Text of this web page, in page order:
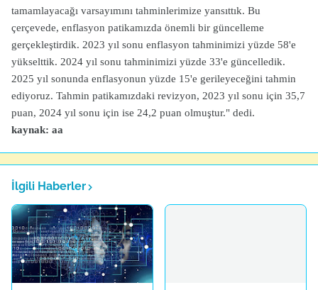
tamamlayacağı varsayımını tahminlerimize yansıttık. Bu
çerçevede, enflasyon patikamızda önemli bir güncelleme
gerçekleştirdik. 2023 yıl sonu enflasyon tahminimizi yüzde 58'e
yükselttik. 2024 yıl sonu tahminimizi yüzde 33'e güncelledik.
2025 yıl sonunda enflasyonun yüzde 15'e gerileyeceğini tahmin
ediyoruz. Tahmin patikamızdaki revizyon, 2023 yıl sonu için 35,7
puan, 2024 yıl sonu için ise 24,2 puan olmuştur." dedi.
kaynak: aa
İlgili Haberler